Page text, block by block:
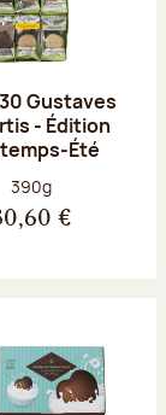
Gustaves
- Édition
Été
Poids net :
390g
€